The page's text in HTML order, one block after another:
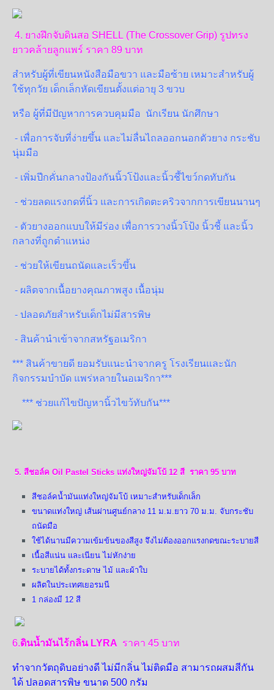
4. ยางฝึกจับดินสอ SHELL (The Crossover Grip) รูปทรง
ยาวคล้ายลูกแพร์ ราคา 89 บาท
สำหรับผู้ที่เขียนหนังสือมือขวา และมือซ้าย เหมาะสำหรับผู้
ใช้ทุกวัย เด็กเล็กหัดเขียนตั้งแต่อายุ 3 ขวบ
หรือ ผู้ที่มีปัญหาการควบคุมมือ นักเรียน นักศึกษา
- เพื่อการจับที่ง่ายขึ้น และไม่ลื่นไถลออกนอกตัวยาง กระชับ
นุ่มมือ
- เพิ่มปีกคั่นกลางป้องกันนิ้วโป้งและนิ้วชี้ไขว์กดทับกัน
- ช่วยลดแรงกดที่นิ้ว และการเกิดตะคริวจากการเขียนนานๆ
- ตัวยางออกแบบให้มีร่อง เพื่อการวางนิ้วโป้ง นิ้วชี้ และนิ้ว
กลางที่ถูกตำแหน่ง
- ช่วยให้เขียนถนัดและเร็วขึ้น
- ผลิตจากเนื้อยางคุณภาพสูง เนื้อนุ่ม
- ปลอดภัยสำหรับเด็กไม่มีสารพิษ
- สินค้านำเข้าจากสหรัฐอเมริกา
*** สินค้าขายดี ยอมรับแนะนำจากครู โรงเรียนและนัก
กิจกรรมบำบัด แพร่หลายในอเมริกา***
*** ช่วยแก้ไขปัญหานิ้วไขว้ทับกัน***
5. สีชอล์ค Oil Pastel Sticks แท่งใหญ่จัมโบ้ 12 สี ราคา 95 บาท
สีชอล์คน้ำมันแท่งใหญ่จัมโบ้ เหมาะสำหรับเด็กเล็ก
ขนาดแท่งใหญ่ เส้นผ่านศูนย์กลาง 11 ม.ม.ยาว 70 ม.ม. จับกระชับ
ถนัดมือ
ใช้ได้นานมีความเข้มข้นของสีสูง จึงไม่ต้องออกแรงกดขณะระบายสี
เนื้อสีแน่น และเนียน ไม่หักง่าย
ระบายได้ทั้งกระดาษ ไม้ และผ้าใบ
ผลิตในประเทศเยอรมนี
1 กล่องมี 12 สี
6.ดินน้ำมันไร้กลิ่น LYRA ราคา 45 บาท
ทำจากวัตถุดิบอย่างดี ไม่มีกลิ่น ไม่ติดมือ สามารถผสมสีกัน
ได้ ปลอดสารพิษ ขนาด 500 กรัม